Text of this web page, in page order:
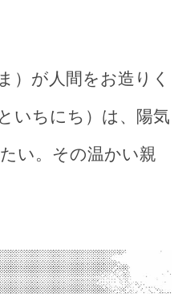
）が人間をお造りく
いちにち）は、陽気
い。その温かい親